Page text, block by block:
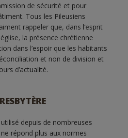
de sécurité et pour
Tous les Pileusiens
rappeler que, dans l’esprit
la présence chrétienne
dans l’espoir que les habitants
et non de division et
d’actualité.
depuis de nombreuses
répond plus aux normes